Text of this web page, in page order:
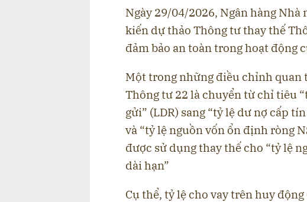
Ngày 29/04/2026, Ngân hàng
kiến dự thảo Thông tư thay thế
đảm bảo an toàn trong hoạt động
Một trong những điều chỉnh quan
Thông tư 22 là chuyển từ chỉ tiêu
gửi” (LDR) sang “tỷ lệ dư nợ cấp
và “tỷ lệ nguồn vốn ổn định ròng
được sử dụng thay thế cho “tỷ lệ
dài hạn”
Cụ thể, tỷ lệ cho vay trên huy